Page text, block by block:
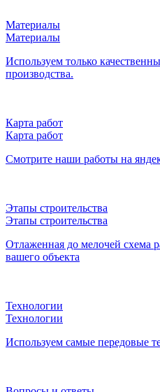
Материалы
Материалы
Используем только
производства.
Карта работ
Карта работ
Смотрите наши работы на
Этапы строительства
Этапы строительства
Отлаженная до мелочей схема
вашего объекта
Технологии
Технологии
Используем самые передовые